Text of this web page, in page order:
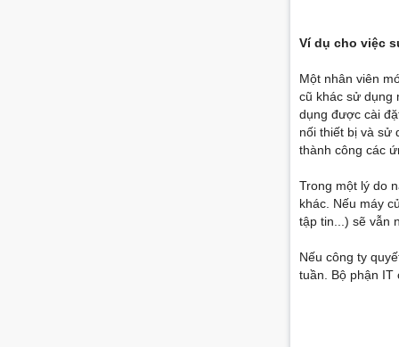
Ví dụ cho việc
Một nhân viên
cũ khác sử dụng
dụng được cài
nối thiết bị và sử
thành công các
Trong một lý do
khác. Nếu máy
tập tin...) sẽ vẫn
Nếu công ty
tuần. Bộ phận IT